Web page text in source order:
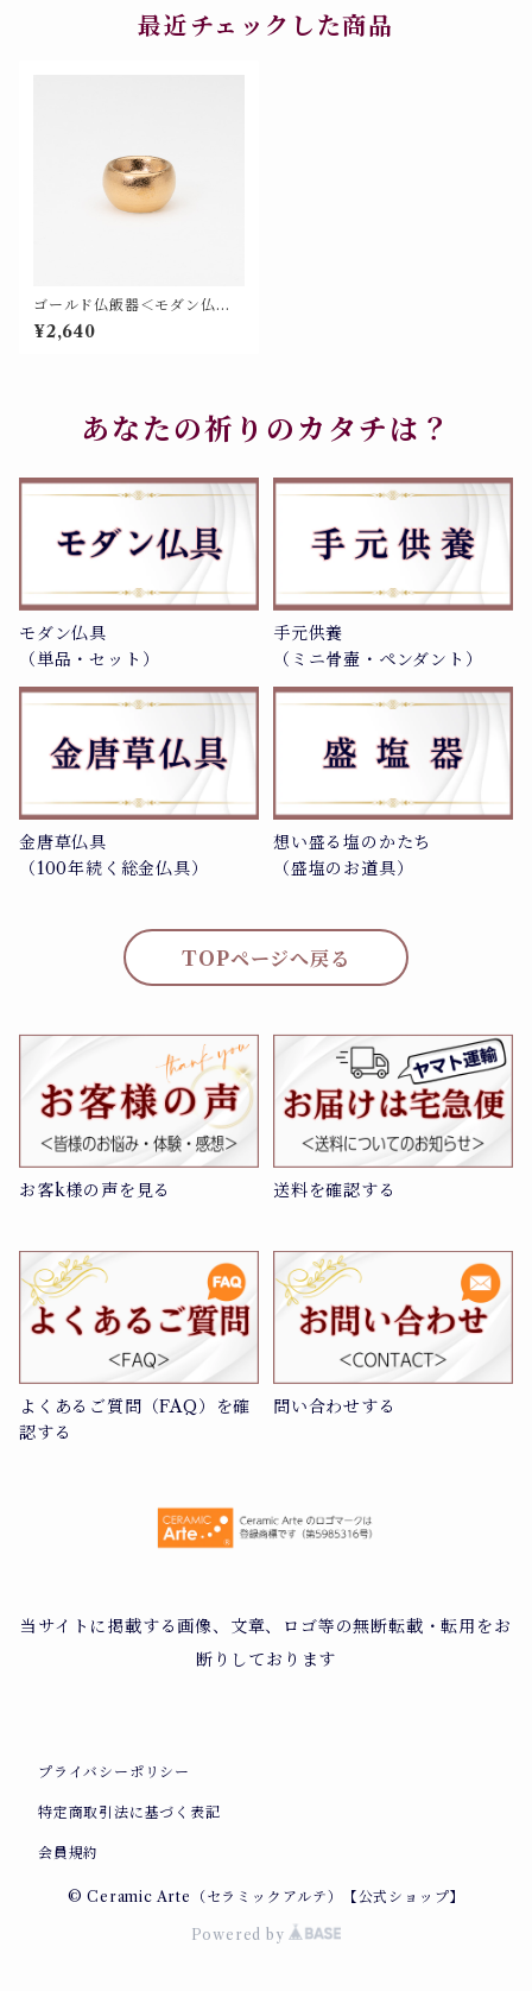
最近チェックした商品
ゴールド仏飯器＜モダン仏具
単品 特別色＞【676-305】
¥2,640
あなたの祈りのカタチは？
モダン仏具
（単品・セット）
手元供養
（ミニ骨壷・ペンダント）
金唐草仏具
（100年続く総金仏具）
想い盛る塩のかたち
（盛塩のお道具）
TOPページへ戻る
お客k様の声を見る 送料を確認する
よくあるご質問（FAQ）を確
認する
問い合わせする
当サイトに掲載する画像、文章、ロゴ等の無断転載・転用をお
断りしております
プライバシーポリシー
特定商取引法に基づく表記
会員規約
© Ceramic Arte（セラミックアルテ）【公式ショップ】
Powered by